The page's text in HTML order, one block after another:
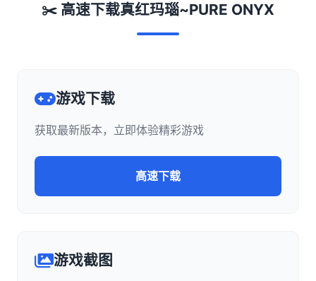
✂️ 高速下载真红玛瑙~PURE ONYX
游戏下载
获取最新版本，立即体验精彩游戏
高速下载
游戏截图